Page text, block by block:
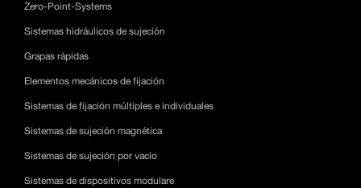
Zero-Point-Systems
Sistemas hidráulicos de sujeción
Grapas rápidas
Elementos mecánicos de fijación
Sistemas de fijación múltiples e individuales
Sistemas de sujeción magnética
Sistemas de sujeción por vacío
Sistemas de dispositivos modulare